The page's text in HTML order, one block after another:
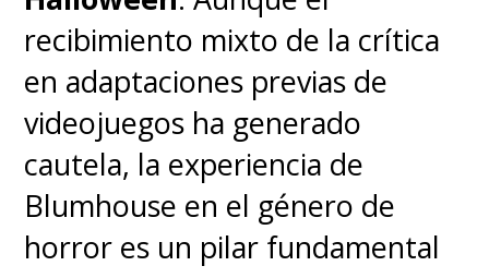
recibimiento mixto de la crítica
en adaptaciones previas de
videojuegos ha generado
cautela, la experiencia de
Blumhouse en el género de
horror es un pilar fundamental